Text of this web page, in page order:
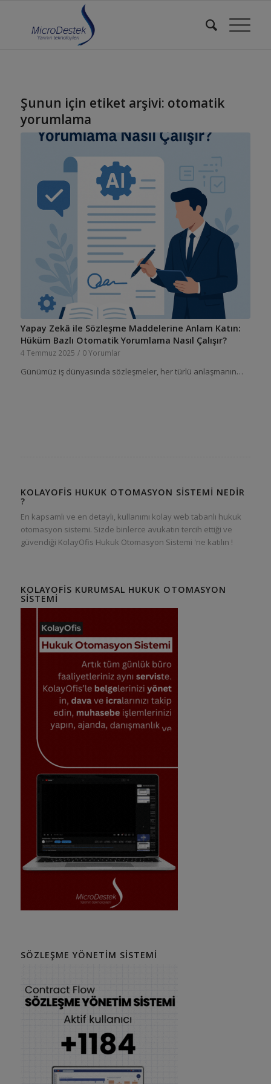
Şunun için etiket arşivi: otomatik
yorumlama
Yapay Zekâ ile Sözleşme Maddelerine Anlam Katın:
Hüküm Bazlı Otomatik Yorumlama Nasıl Çalışır?
4 Temmuz 2025 / 0 Yorumlar
Günümüz iş dünyasında sözleşmeler, her türlü anlaşmanın…
KOLAYOFIS HUKUK OTOMASYON SISTEMI NEDIR
?
En kapsamlı ve en detaylı, kullanımı kolay web tabanlı hukuk
otomasyon sistemi. Sizde binlerce avukatın tercih ettiği ve
güvendiği KolayOfis Hukuk Otomasyon Sistemi 'ne katılın !
KOLAYOFIS KURUMSAL HUKUK OTOMASYON
SISTEMI
SÖZLEŞME YÖNETIM SISTEMI